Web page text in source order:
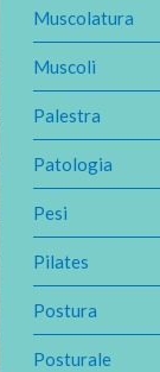
Muscolatura
Muscoli
Palestra
Patologia
Pesi
Pilates
Postura
Posturale